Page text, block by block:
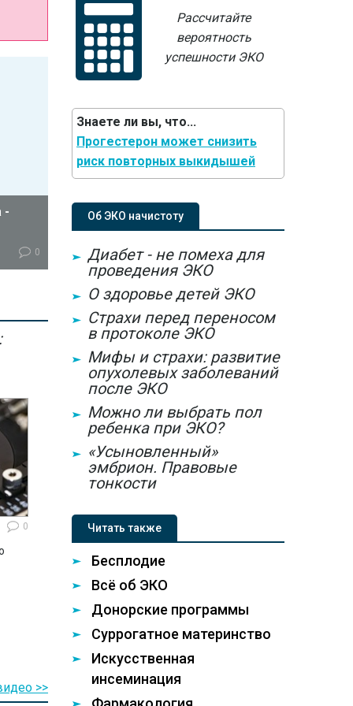
-
0
матки,
и
так
0
Рассчитайте
вероятность
успешности ЭКО
Знаете ли вы, что...
Прогестерон может снизить
риск повторных выкидышей
Об ЭКО начистоту
Диабет - не помеха для
проведения ЭКО
О здоровье детей ЭКО
Страхи перед переносом
в протоколе ЭКО
Мифы и страхи: развитие
опухолевых заболеваний
после ЭКО
Можно ли выбрать пол
ребенка при ЭКО?
«Усыновленный»
эмбрион. Правовые
тонкости
Читать также
Бесплодие
Всё об ЭКО
Донорские программы
Суррогатное материнство
Искусственная
инсеминация
>>